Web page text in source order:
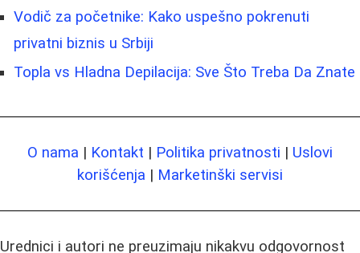
Vodič za početnike: Kako uspešno pokrenuti
privatni biznis u Srbiji
Topla vs Hladna Depilacija: Sve Što Treba Da Znate
O nama | Kontakt | Politika privatnosti | Uslovi
korišćenja | Marketinški servisi
Urednici i autori ne preuzimaju nikakvu odgovornost